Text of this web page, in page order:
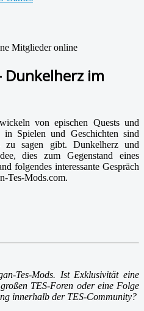
Mitglieder online
Dunkelherz im
von epischen Quests und
in Spielen und Geschichten sind
zu sagen gibt. Dunkelherz und
dies zum Gegenstand eines
folgendes interessante Gespräch
Tes-Mods.com.
Tes-Mods. Ist Exklusivität eine
TES-Foren oder eine Folge
innerhalb der TES-Community?